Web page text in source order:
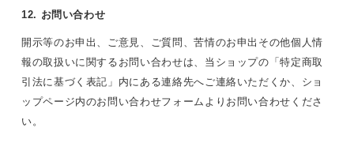
12. お問い合わせ
開示等のお申出、ご意見、ご質問、苦情のお申出その他個人情
報の取扱いに関するお問い合わせは、当ショップの「特定商取
引法に基づく表記」内にある連絡先へご連絡いただくか、ショ
ップページ内のお問い合わせフォームよりお問い合わせくださ
い。